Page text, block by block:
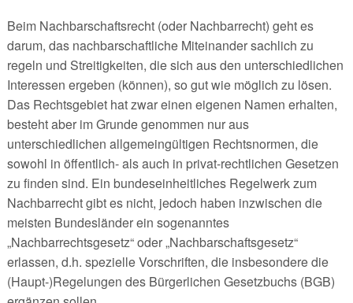
Beim Nachbarschaftsrecht (oder Nachbarrecht) geht es
darum, das nachbarschaftliche Miteinander sachlich zu
regeln und Streitigkeiten, die sich aus den unterschiedlichen
Interessen ergeben (können), so gut wie möglich zu lösen.
Das Rechtsgebiet hat zwar einen eigenen Namen erhalten,
besteht aber im Grunde genommen nur aus
unterschiedlichen allgemeingültigen Rechtsnormen, die
sowohl in öffentlich- als auch in privat-rechtlichen Gesetzen
zu finden sind. Ein bundeseinheitliches Regelwerk zum
Nachbarrecht gibt es nicht, jedoch haben inzwischen die
meisten Bundesländer ein sogenanntes
„Nachbarrechtsgesetz“ oder „Nachbarschaftsgesetz“
erlassen, d.h. spezielle Vorschriften, die insbesondere die
(Haupt-)Regelungen des Bürgerlichen Gesetzbuchs (BGB)